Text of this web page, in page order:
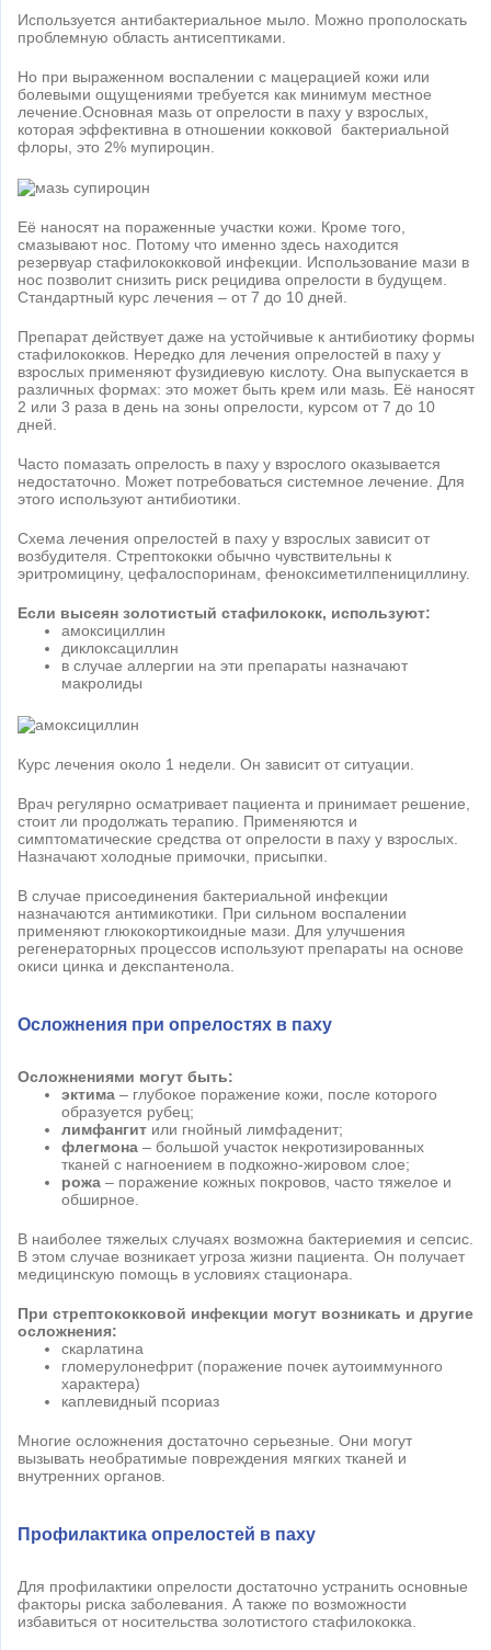
Используется антибактериальное мыло. Можно прополоскать
проблемную область антисептиками.
Но при выраженном воспалении с мацерацией кожи или
болевыми ощущениями требуется как минимум местное
лечение.Основная мазь от опрелости в паху у взрослых,
которая эффективна в отношении кокковой бактериальной
флоры, это 2% мупироцин.
Её наносят на пораженные участки кожи. Кроме того,
смазывают нос. Потому что именно здесь находится
резервуар стафилококковой инфекции. Использование мази в
нос позволит снизить риск рецидива опрелости в будущем.
Стандартный курс лечения – от 7 до 10 дней.
Препарат действует даже на устойчивые к антибиотику формы
стафилококков. Нередко для лечения опрелостей в паху у
взрослых применяют фузидиевую кислоту. Она выпускается в
различных формах: это может быть крем или мазь. Её наносят
2 или 3 раза в день на зоны опрелости, курсом от 7 до 10
дней.
Часто помазать опрелость в паху у взрослого оказывается
недостаточно. Может потребоваться системное лечение. Для
этого используют антибиотики.
Схема лечения опрелостей в паху у взрослых зависит от
возбудителя. Стрептококки обычно чувствительны к
эритромицину, цефалоспоринам, феноксиметилпенициллину.
Если высеян золотистый стафилококк, используют:
амоксициллин
диклоксациллин
в случае аллергии на эти препараты назначают
макролиды
Курс лечения около 1 недели. Он зависит от ситуации.
Врач регулярно осматривает пациента и принимает решение,
стоит ли продолжать терапию. Применяются и
симптоматические средства от опрелости в паху у взрослых.
Назначают холодные примочки, присыпки.
В случае присоединения бактериальной инфекции
назначаются антимикотики. При сильном воспалении
применяют глюкокортикоидные мази. Для улучшения
регенераторных процессов используют препараты на основе
окиси цинка и декспантенола.
Осложнения при опрелостях в паху
Осложнениями могут быть:
эктима – глубокое поражение кожи, после которого
образуется рубец;
лимфангит или гнойный лимфаденит;
флегмона – большой участок некротизированных
тканей с нагноением в подкожно-жировом слое;
рожа – поражение кожных покровов, часто тяжелое и
обширное.
В наиболее тяжелых случаях возможна бактериемия и сепсис.
В этом случае возникает угроза жизни пациента. Он получает
медицинскую помощь в условиях стационара.
При стрептококковой инфекции могут возникать и другие
осложнения:
скарлатина
гломерулонефрит (поражение почек аутоиммунного
характера)
каплевидный псориаз
Многие осложнения достаточно серьезные. Они могут
вызывать необратимые повреждения мягких тканей и
внутренних органов.
Профилактика опрелостей в паху
Для профилактики опрелости достаточно устранить основные
факторы риска заболевания. А также по возможности
избавиться от носительства золотистого стафилококка.